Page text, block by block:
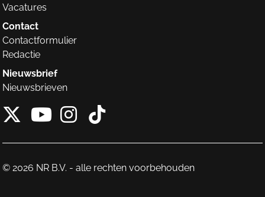
Vacatures
Contact
Contactformulier
Redactie
Nieuwsbrief
Nieuwsbrieven
X van NieuwRechts
Instagram van
Tiktok van
© 2026 NR B.V. - alle rechten voorbehouden